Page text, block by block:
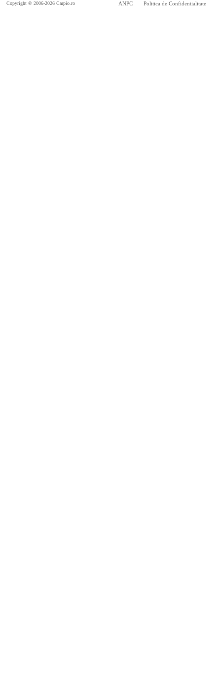
Copyright © 2006-2026 Carpio.ro ANPC Politica de Confidentialitate